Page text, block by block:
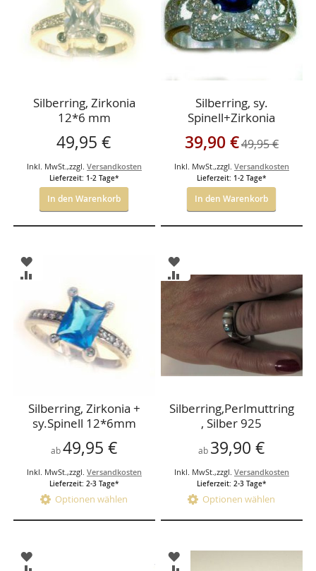
Silberring, Zirkonia
12*6 mm
49,95 €
Inkl. MwSt. ,zzgl. Versandkosten
Lieferzeit: 1-2 Tage*
In den Warenkorb
Silberring, sy.
Spinell+Zirkonia
Sonderangebot
39,90 €49,95 €
Inkl. MwSt. ,zzgl. Versandkosten
Lieferzeit: 1-2 Tage*
In den Warenkorb
ZUR
WUNSCHLISTE
HINZUFÜGEN
ZUR
VERGLEICHSLISTE
HINZUFÜGEN
Silberring, Zirkonia +
sy.Spinell 12*6mm
ab49,95 €
Inkl. MwSt.,zzgl. Versandkosten
Lieferzeit: 2-3 Tage*
Optionen wählen
ZUR
WUNSCHLISTE
HINZUFÜGEN
ZUR
VERGLEICHSLISTE
HINZUFÜGEN
Silberring,Perlmuttring
, Silber 925
ab 39,90 €
Inkl. MwSt.,zzgl. Versandkosten
Lieferzeit: 2-3 Tage*
Optionen wählen
ZUR
WUNSCHLISTE
ZUR
ZUR
WUNSCHLISTE
ZUR